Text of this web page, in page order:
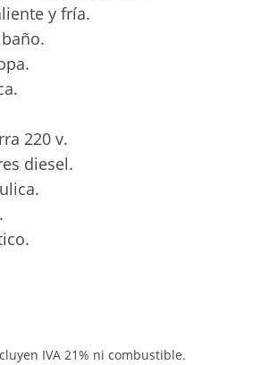
y fría.
220 v.
diesel.
IVA 21% ni combustible.